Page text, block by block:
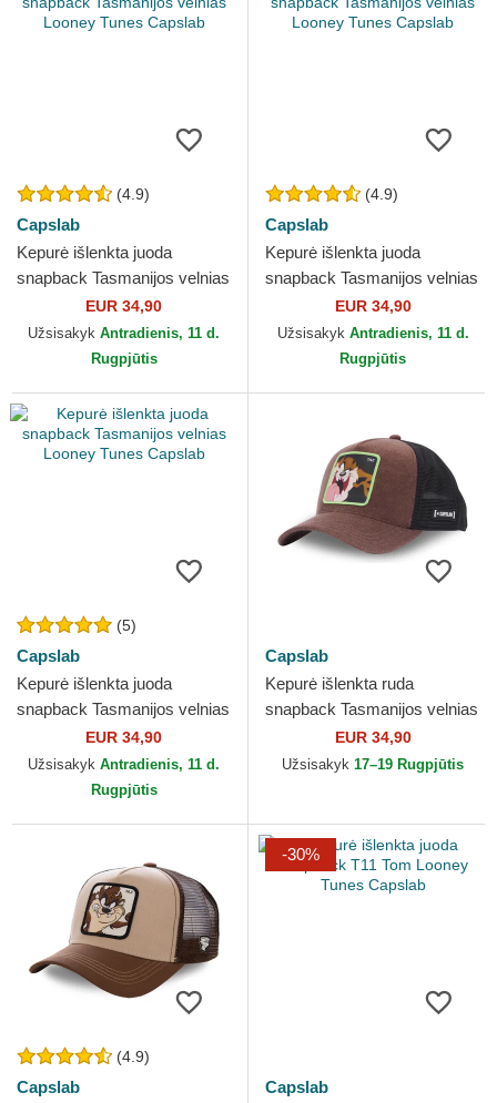
(4.9)
Capslab
Kepurė išlenkta juoda
snapback Tasmanijos velnias
Looney Tunes Capslab
EUR 34,90
Užsisakyk Antradienis, 11 d.
Rugpjūtis
(4.9)
Capslab
Kepurė išlenkta juoda
snapback Tasmanijos velnias
Looney Tunes Capslab
EUR 34,90
Užsisakyk Antradienis, 11 d.
Rugpjūtis
(5)
Capslab
Kepurė išlenkta juoda
snapback Tasmanijos velnias
Looney Tunes Capslab
EUR 34,90
Užsisakyk Antradienis, 11 d.
Rugpjūtis
Capslab
Kepurė išlenkta ruda
snapback Tasmanijos velnias
Looney Tunes Capslab
EUR 34,90
Užsisakyk 17–19 Rugpjūtis
(4.9)
Capslab
-30%
Capslab